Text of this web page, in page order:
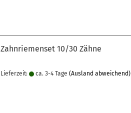
Zahnriemenset 10/30 Zähne
Lieferzeit: ca. 3-4 Tage (Ausland abweichend)